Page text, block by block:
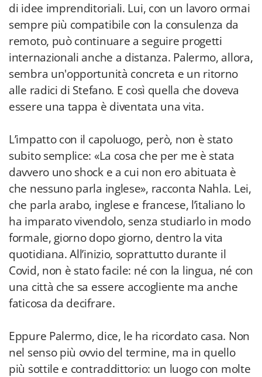
di idee imprenditoriali. Lui, con un lavoro ormai
sempre più compatibile con la consulenza da
remoto, può continuare a seguire progetti
internazionali anche a distanza. Palermo, allora,
sembra un'opportunità concreta e un ritorno
alle radici di Stefano. E così quella che doveva
essere una tappa è diventata una vita.
L’impatto con il capoluogo, però, non è stato
subito semplice: «La cosa che per me è stata
davvero uno shock e a cui non ero abituata è
che nessuno parla inglese», racconta Nahla. Lei,
che parla arabo, inglese e francese, l’italiano lo
ha imparato vivendolo, senza studiarlo in modo
formale, giorno dopo giorno, dentro la vita
quotidiana. All’inizio, soprattutto durante il
Covid, non è stato facile: né con la lingua, né con
una città che sa essere accogliente ma anche
faticosa da decifrare.
Eppure Palermo, dice, le ha ricordato casa. Non
nel senso più ovvio del termine, ma in quello
più sottile e contraddittorio: un luogo con molte